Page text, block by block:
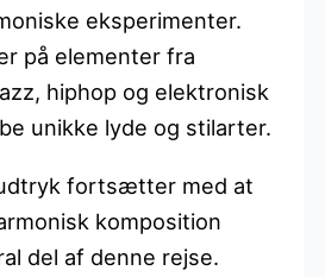
eksperimenter.
på elementer fra
hiphop og elektronisk
unikke lyde og stilarter.
fortsætter med at
komposition
del af denne rejse.